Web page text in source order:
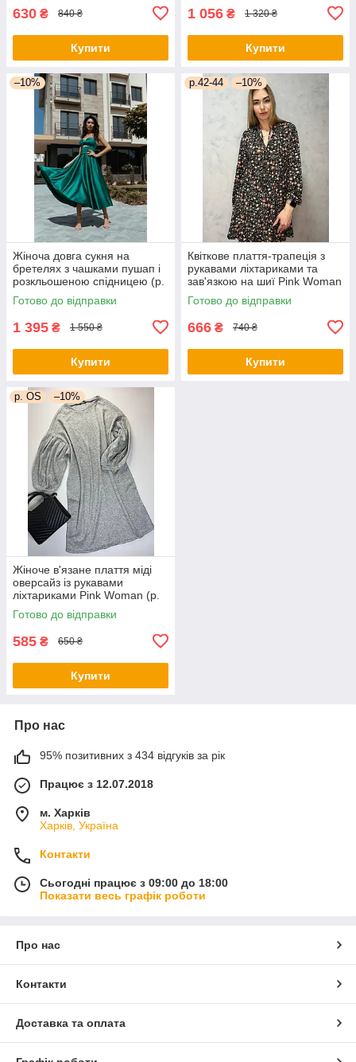
630 ₴ 840 ₴
Купити
1 056 ₴ 1 320 ₴
Купити
–10%
Жіноча довга сукня на
бретелях з чашками пушап і
розкльошеною спідницею (р.
44) 66py6043Qr
Готово до відправки
1 395 ₴ 1 550 ₴
Купити
р.42-44 –10%
Квіткове плаття-трапеція з
рукавами ліхтариками та
зав'язкою на шиї Pink Woman
(р. 42-44) 1035205r
Готово до відправки
666 ₴ 740 ₴
Купити
р. OS –10%
Жіноче в'язане плаття міді
оверсайз із рукавами
ліхтариками Pink Woman (р.
OS) 1035266r
Готово до відправки
585 ₴ 650 ₴
Купити
Про нас
95% позитивних з 434 відгуків за рік
Працює з 12.07.2018
м. Харків
Харків, Україна
Контакти
Сьогодні працює з 09:00 до 18:00
Показати весь графік роботи
Про нас
Контакти
Доставка та оплата